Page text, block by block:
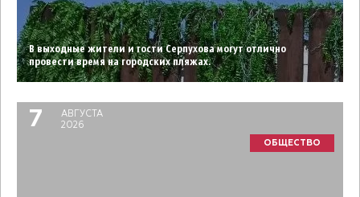
В выходные жители и гости Серпухова могут отлично
провести время на городских пляжах.
7
АВГУСТА
2026
ОБЩЕСТВО